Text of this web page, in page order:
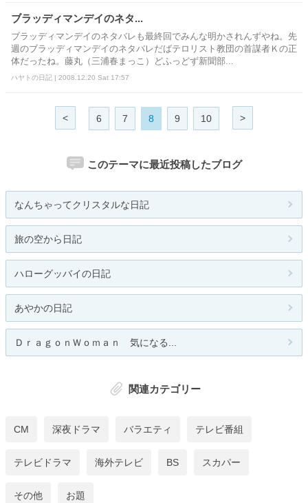
ブラッディマンデイのネタ...
ブラッディマンデイのネタバレも最終回でみんな明かされんずやね。先
週のブラッディマンデイのネタバレだばテロリスト教団の首謀者Ｋの正
体だったね。藤丸（三浦春まっこ）どふっどず新聞部...
ハヤトの日記 | 2008.12.20 Sat 17:57
< 6 7 8 9 10 >
このテーマに最近投稿したブログ
なんちゃってクリスタルな日記
旅の空から日記
ハローグッバイの日記
あやかの日記
ＤｒａｇｏｎＷｏｍａｎ 気になる...
関連カテゴリー
CM 深夜ドラマ バラエティ テレビ番組
テレビドラマ 海外テレビ BS スカパー
その他 お題